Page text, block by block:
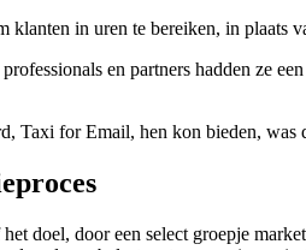
in uren te bereiken, in plaats
en partners hadden ze
for Email, hen kon bieden, was
doel, door een select groepje